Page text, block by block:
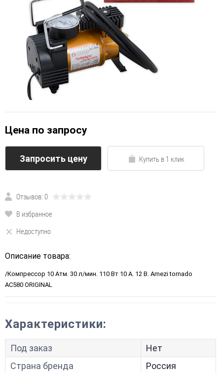
Цена по запросу
Запросить цену Купить в 1 клик
Отзывов: 0
В избранное
Недоступно
Описание товара:
/Компрессор 10 Атм. 30 л/мин. 110 Вт 10 А. 12 В. Arnezi tornado
AC580 ORIGINAL
Характеристики:
Под заказ
Нет
Страна бренда
Россия